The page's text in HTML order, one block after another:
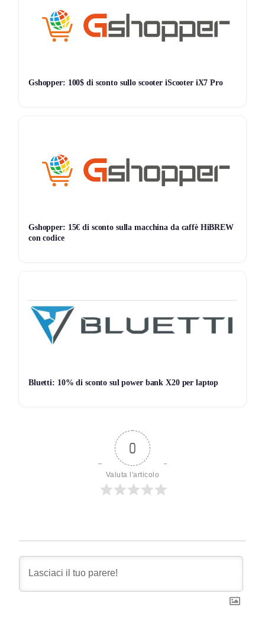
dettagliate e tutta la ferramenta necessaria.
Questa soluzione pratica permette di adattare il setup TV
Storico Prezzo
7G 30G 90G Tutto
Gshopper: 100$ di sconto sullo scooter iScooter iX7 Pro
Gshopper: 15€ di sconto sulla macchina da caffè HiBREW
con codice
Bluetti: 10% di sconto sul power bank X20 per laptop
0
Valuta l'articolo